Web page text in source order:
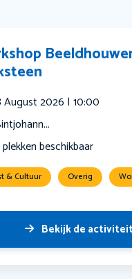
August 2026 | 10:00
plekken beschikbaar
& Cultuur Overig
Bekijk de